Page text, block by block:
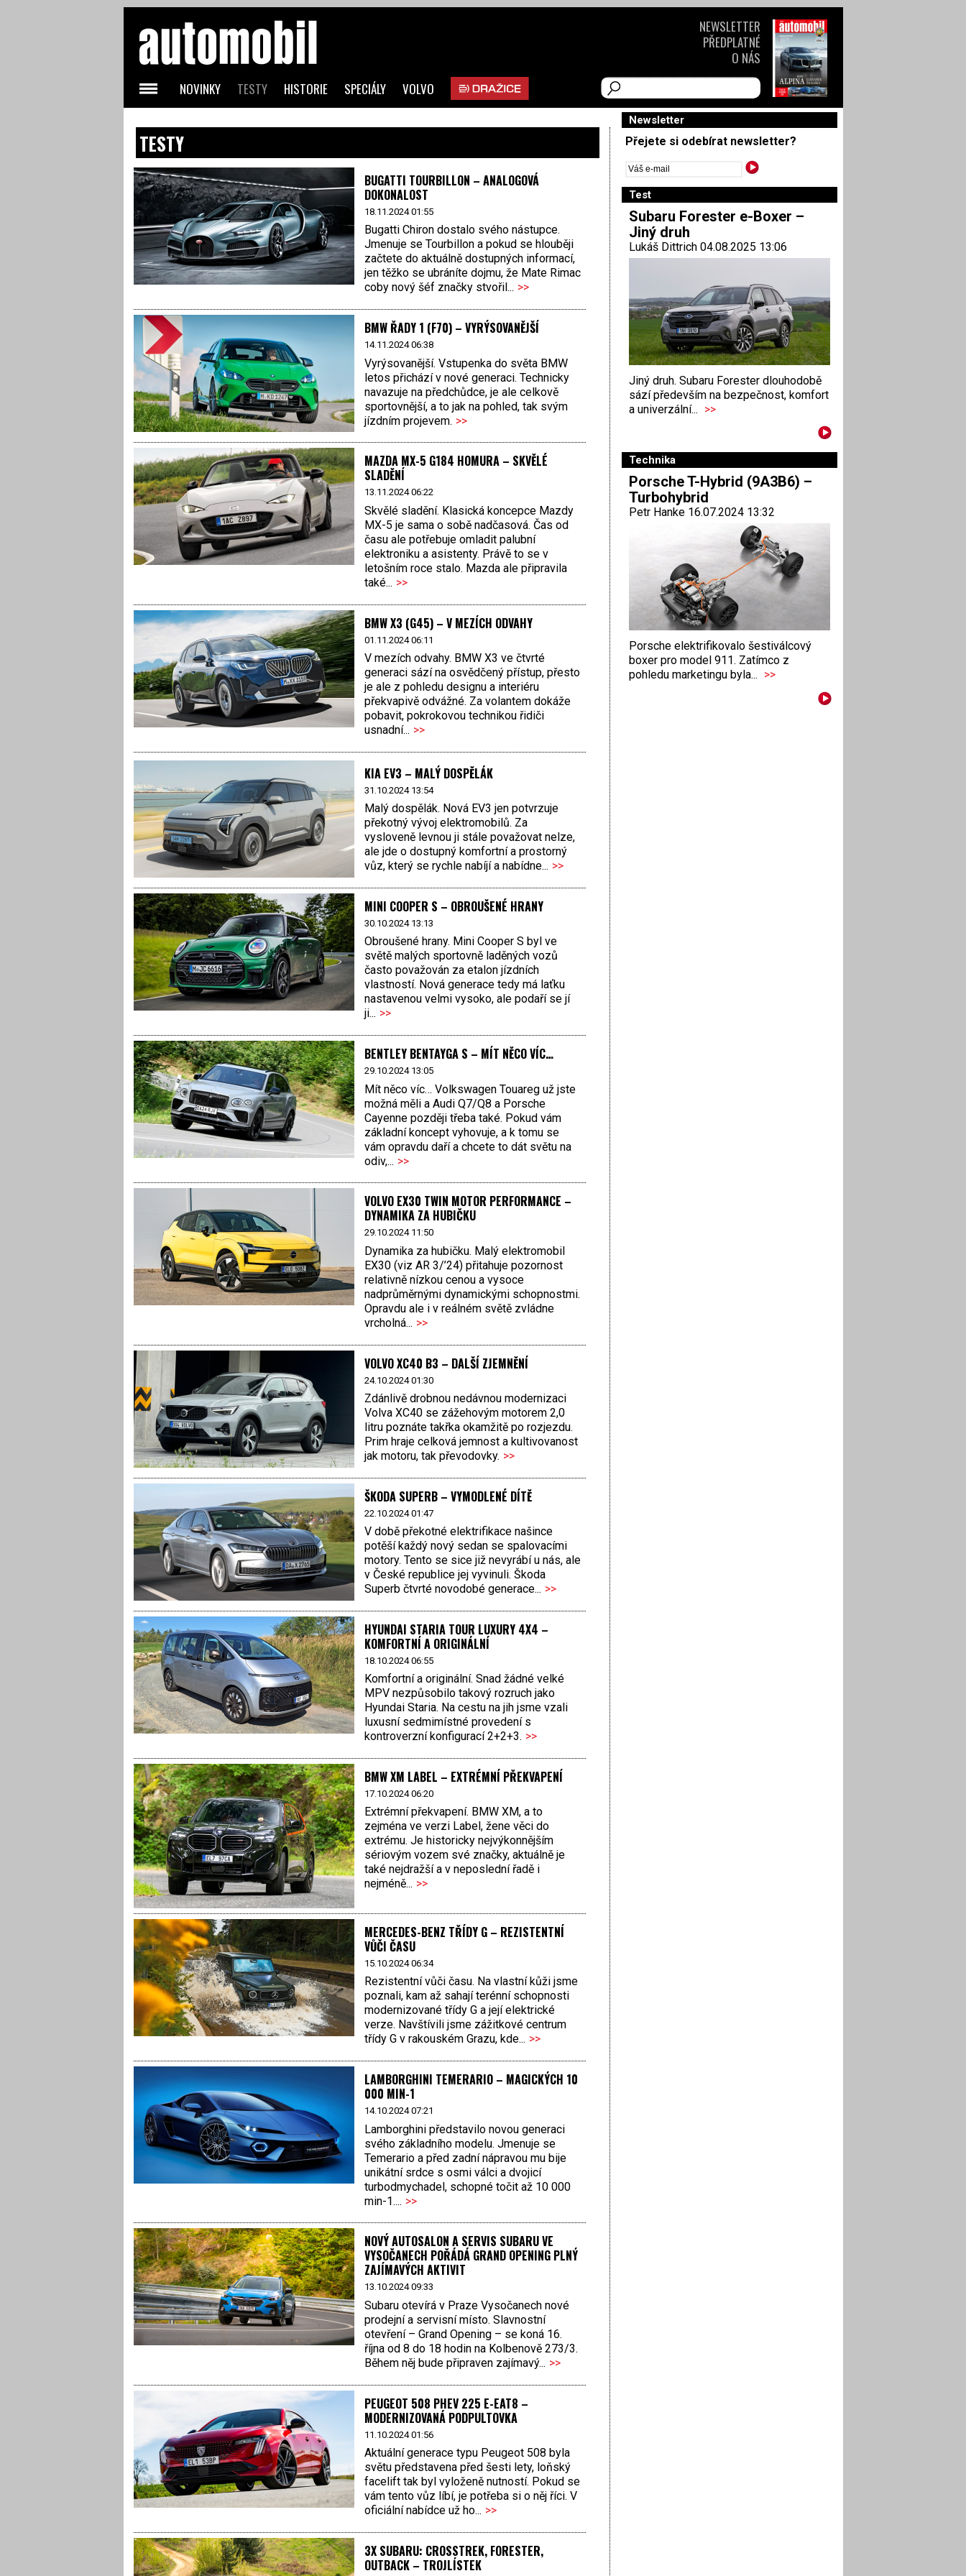
TESTY
BUGATTI TOURBILLON – ANALOGOVÁ
DOKONALOST
18.11.2024 01:55
Bugatti Chiron dostalo svého nástupce.
Jmenuje se Tourbillon a pokud se hlouběji
začtete do aktuálně dostupných informací,
jen těžko se ubráníte dojmu, že Mate Rimac
coby nový šéf značky stvořil... >>
BMW ŘADY 1 (F70) – VYRÝSOVANĚJŠÍ
14.11.2024 06:38
Vyrýsovanější. Vstupenka do světa BMW
letos přichází v nové generaci. Technicky
navazuje na předchůdce, je ale celkově
sportovnější, a to jak na pohled, tak svým
jízdním projevem. >>
MAZDA MX-5 G184 HOMURA – SKVĚLÉ
SLADĚNÍ
13.11.2024 06:22
Skvělé sladění. Klasická koncepce Mazdy
MX-5 je sama o sobě nadčasová. Čas od
času ale potřebuje omladit palubní
elektroniku a asistenty. Právě to se v
letošním roce stalo. Mazda ale připravila
také... >>
BMW X3 (G45) – V MEZÍCH ODVAHY
01.11.2024 06:11
V mezích odvahy. BMW X3 ve čtvrté
generaci sází na osvědčený přístup, přesto
je ale z pohledu designu a interiéru
překvapivě odvážné. Za volantem dokáže
pobavit, pokrokovou technikou řidiči
usnadní... >>
KIA EV3 – MALÝ DOSPĚLÁK
31.10.2024 13:54
Malý dospělák. Nová EV3 jen potvrzuje
překotný vývoj elektromobilů. Za
vysloveně levnou ji stále považovat nelze,
ale jde o dostupný komfortní a prostorný
vůz, který se rychle nabíjí a nabídne... >>
MINI COOPER S – OBROUŠENÉ HRANY
30.10.2024 13:13
Obroušené hrany. Mini Cooper S byl ve
světě malých sportovně laděných vozů
často považován za etalon jízdních
vlastností. Nová generace tedy má laťku
nastavenou velmi vysoko, ale podaří se jí
ji... >>
BENTLEY BENTAYGA S – MÍT NĚCO VÍC…
29.10.2024 13:05
Mít něco víc… Volkswagen Touareg už jste
možná měli a Audi Q7/Q8 a Porsche
Cayenne později třeba také. Pokud vám
základní koncept vyhovuje, a k tomu se
vám opravdu daří a chcete to dát světu na
odiv,... >>
VOLVO EX30 TWIN MOTOR PERFORMANCE –
DYNAMIKA ZA HUBIČKU
29.10.2024 11:50
Dynamika za hubičku. Malý elektromobil
EX30 (viz AR 3/’24) přitahuje pozornost
relativně nízkou cenou a vysoce
nadprůměrnými dynamickými schopnostmi.
Opravdu ale i v reálném světě zvládne
vrcholná... >>
VOLVO XC40 B3 – DALŠÍ ZJEMNĚNÍ
24.10.2024 01:30
Zdánlivě drobnou nedávnou modernizaci
Volva XC40 se zážehovým motorem 2,0
litru poznáte takřka okamžitě po rozjezdu.
Prim hraje celková jemnost a kultivovanost
jak motoru, tak převodovky. >>
ŠKODA SUPERB – VYMODLENÉ DÍTĚ
22.10.2024 01:47
V době překotné elektrifikace našince
potěší každý nový sedan se spalovacími
motory. Tento se sice již nevyrábí u nás, ale
v České republice jej vyvinuli. Škoda
Superb čtvrté novodobé generace... >>
HYUNDAI STARIA TOUR LUXURY 4X4 –
KOMFORTNÍ A ORIGINÁLNÍ
18.10.2024 06:55
Komfortní a originální. Snad žádné velké
MPV nezpůsobilo takový rozruch jako
Hyundai Staria. Na cestu na jih jsme vzali
luxusní sedmimístné provedení s
kontroverzní konfigurací 2+2+3. >>
BMW XM LABEL – EXTRÉMNÍ PŘEKVAPENÍ
17.10.2024 06:20
Extrémní překvapení. BMW XM, a to
zejména ve verzi Label, žene věci do
extrému. Je historicky nejvýkonnějším
sériovým vozem své značky, aktuálně je
také nejdražší a v neposlední řadě i
nejméně... >>
MERCEDES-BENZ TŘÍDY G – REZISTENTNÍ
VŮČI ČASU
15.10.2024 06:34
Rezistentní vůči času. Na vlastní kůži jsme
poznali, kam až sahají terénní schopnosti
modernizované třídy G a její elektrické
verze. Navštívili jsme zážitkové centrum
třídy G v rakouském Grazu, kde... >>
LAMBORGHINI TEMERARIO – MAGICKÝCH 10
000 MIN-1
14.10.2024 07:21
Lamborghini představilo novou generaci
svého základního modelu. Jmenuje se
Temerario a před zadní nápravou mu bije
unikátní srdce s osmi válci a dvojicí
turbodmychadel, schopné točit až 10 000
min-1.... >>
NOVÝ AUTOSALON A SERVIS SUBARU VE
VYSOČANECH POŘÁDÁ GRAND OPENING PLNÝ
ZAJÍMAVÝCH AKTIVIT
13.10.2024 09:33
Subaru otevírá v Praze Vysočanech nové
prodejní a servisní místo. Slavnostní
otevření – Grand Opening – se koná 16.
října od 8 do 18 hodin na Kolbenově 273/3.
Během něj bude připraven zajímavý... >>
PEUGEOT 508 PHEV 225 E-EAT8 –
MODERNIZOVANÁ PODPULTOVKA
11.10.2024 01:56
Aktuální generace typu Peugeot 508 byla
světu představena před šesti lety, loňský
facelift tak byl vyloženě nutností. Pokud se
vám tento vůz líbí, je potřeba si o něj říci. V
oficiální nabídce už ho... >>
3X SUBARU: CROSSTREK, FORESTER,
OUTBACK – TROJLÍSTEK
Newsletter
Přejete si odebírat newsletter?
Test
Subaru Forester e-Boxer –
Jiný druh
Lukáš Dittrich 04.08.2025 13:06
Jiný druh. Subaru Forester dlouhodobě
sází především na bezpečnost, komfort
a univerzální... >>
Technika
Porsche T-Hybrid (9A3B6) –
Turbohybrid
Petr Hanke 16.07.2024 13:32
Porsche elektrifikovalo šestiválcový
boxer pro model 911. Zatímco z
pohledu marketingu byla... >>
NOVINKY TESTY HISTORIE SPECIÁLY VOLVO
NEWSLETTER
PŘEDPLATNÉ
O NÁS